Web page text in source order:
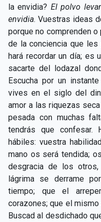
la envidia? El polvo
envidia. Vuestras ideas
porque no comprenden
de la conciencia que
hará recordar un día; es
sacarte del lodazal
Escucha por un
vives en el siglo del
amor a las riquezas
pesada con muchas
tendrás que
hábiles: vuestra
mano os será tendida;
desgracia de los
lágrima se derrame
tiempo; que el
corazones; que el
Buscad al desdichado